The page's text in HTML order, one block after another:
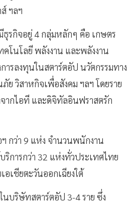
ฯลฯ
รกิจอยู่ 4 กลุ่มหลักๆ คือ เกษตร
โนโลยี พลังงาน และพลังงาน
ารลงทุนในสตาร์ตอัป นวัตกรรมทาง
ย วิสาหกิจเพื่อสังคม ฯลฯ โดยราย
ากไอที และดิจิทัลอินฟราสตรัก
กว่า 9 แห่ง จำนวนพนักงาน
การกว่า 32 แห่งทั่วประเทศไทย
เชียตะวันออกเฉียงใต้
บริษัทสตาร์ตอัป 3-4 ราย ซึ่ง